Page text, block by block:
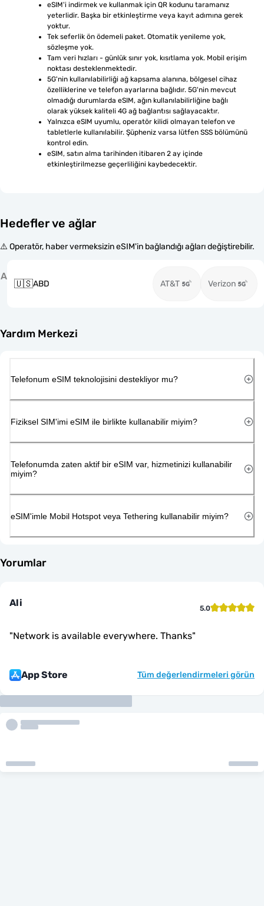
eSIM'i indirmek ve kullanmak için QR kodunu taramanız
yeterlidir. Başka bir etkinleştirme veya kayıt adımına gerek
yoktur.
Tek seferlik ön ödemeli paket. Otomatik yenileme yok,
sözleşme yok.
Tam veri hızları - günlük sınır yok, kısıtlama yok. Mobil erişim
noktası desteklenmektedir.
5G'nin kullanılabilirliği ağ kapsama alanına, bölgesel cihaz
özelliklerine ve telefon ayarlarına bağlıdır. 5G'nin mevcut
olmadığı durumlarda eSIM, ağın kullanılabilirliğine bağlı
olarak yüksek kaliteli 4G ağ bağlantısı sağlayacaktır.
Yalnızca eSIM uyumlu, operatör kilidi olmayan telefon ve
tabletlerle kullanılabilir. Şüpheniz varsa lütfen SSS bölümünü
kontrol edin.
eSIM, satın alma tarihinden itibaren 2 ay içinde
etkinleştirilmezse geçerliliğini kaybedecektir.
Hedefler ve ağlar
⚠️ Operatör, haber vermeksizin eSIM'in bağlandığı ağları değiştirebilir.
A
🇺🇸ABD AT&T Verizon
Yardım Merkezi
Telefonum eSIM teknolojisini destekliyor mu?
Fiziksel SIM'imi eSIM ile birlikte kullanabilir miyim?
Telefonumda zaten aktif bir eSIM var, hizmetinizi kullanabilir
miyim?
eSIM'imle Mobil Hotspot veya Tethering kullanabilir miyim?
Yorumlar
Ali 5.0
"Network is available everywhere. Thanks"
App Store Tüm değerlendirmeleri görün